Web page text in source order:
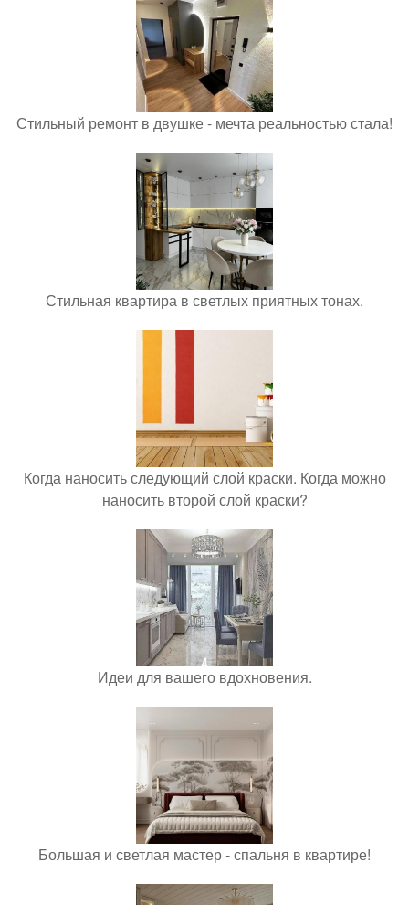
Стильный ремонт в двушке - мечта реальностью стала!
Стильная квартира в светлых приятных тонах.
Когда наносить следующий слой краски. Когда можно
наносить второй слой краски?
Идеи для вашего вдохновения.
Большая и светлая мастер - спальня в квартире!